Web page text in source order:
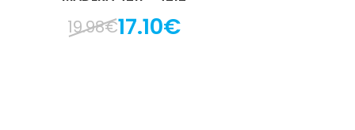
19.98€17.10€